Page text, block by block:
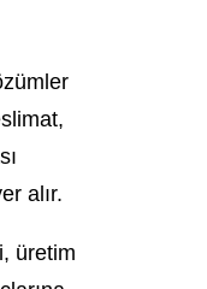
alır.
üretim